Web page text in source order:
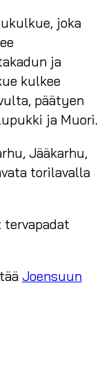
joka
ja
kulkee
päätyen
ja Muori.
Jääkarhu,
torilavalla
tervapadat
Joensuun